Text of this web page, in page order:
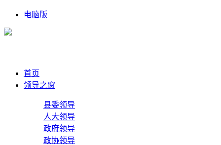
电脑版
首页
领导之窗
县委领导
人大领导
政府领导
政协领导